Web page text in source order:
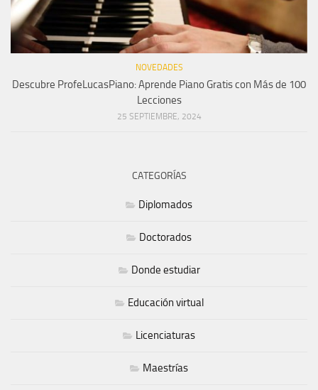
NOVEDADES
Descubre ProfeLucasPiano: Aprende Piano Gratis con Más de 100
Lecciones
25 SEPTIEMBRE, 2024
CATEGORÍAS
Diplomados
Doctorados
Donde estudiar
Educación virtual
Licenciaturas
Maestrías